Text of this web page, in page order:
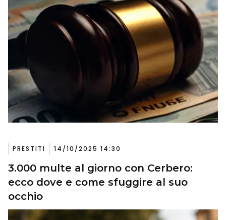
PRESTITI 14/10/2025 14:30
3.000 multe al giorno con Cerbero:
ecco dove e come sfuggire al suo
occhio